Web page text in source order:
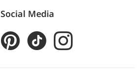
Social Media